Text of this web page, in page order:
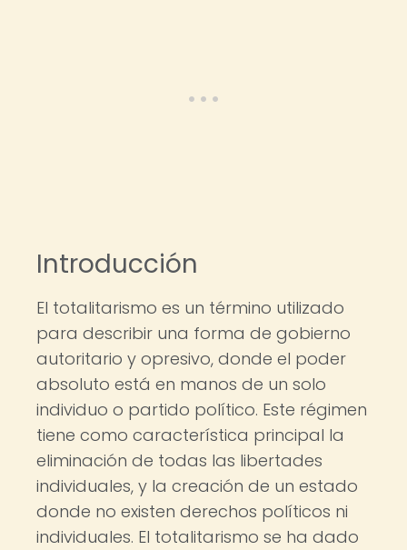
Introducción
El totalitarismo es un término utilizado
para describir una forma de gobierno
autoritario y opresivo, donde el poder
absoluto está en manos de un solo
individuo o partido político. Este régimen
tiene como característica principal la
eliminación de todas las libertades
individuales, y la creación de un estado
donde no existen derechos políticos ni
individuales. El totalitarismo se ha dado